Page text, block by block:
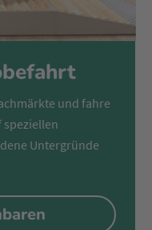
und fahre
speziellen
Untergründe